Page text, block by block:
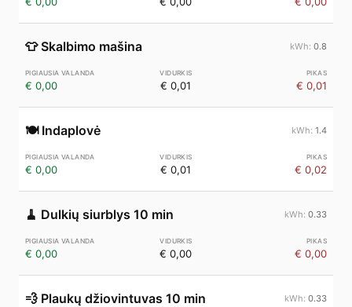
👕 Skalbimo mašina 0.8
€ 0,00 € 0,01 € 0,01
🍽️ Indaplovė 1.4
€ 0,00 € 0,01 € 0,02
🧹 Dulkių siurblys 10 min 0.33
€ 0,00 € 0,00 € 0,00
💨 Plaukų džiovintuvas 10 min 0.33